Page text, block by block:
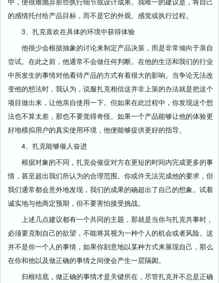
的感情托付给产品目标，而不是它的外观、感觉或执行过程。
3、扎克喜欢在具体的环境中获得体验
他很少会根据抽象的讨论来制定产品决策，而是非常倾向于亲自
尝试。在此之前，他通常不会做任何判断。在他的生活和我们的行业
中所发生的事情对他看待产品的方式有着很大的影响。当争论无法改
变他的想法时，我认为，说服扎克相信这并非上策的办法就是把这个
项目做出来，让他亲自使用一下。但如果在此过程中，你发现这个想
法也不算太差，那也不要觉得奇怪。如果一个产品能够让他的体验更
好地模拟用户的真实使用环境，他便能够提供更好的指导。
4、扎克能够催人奋进
根据对象的不同，扎克会催促对方在更短的时间内完成更多的事
情，甚至超出我们所认为的合理范围。你或许无法完成他的要求，但
我们通常都会意外地发现，我们的成果的确超出了自己的想象。试着
诚实地与他商定预期，但不要害怕接受挑战。
上述几点建议都有一个共同的主题，那就是当你与扎克共事时，
必须要克制自己的欲望，不能将其视为一种个人的机会或者风险。这
并不是你一个人的事情，如果你刻意地以某种方式来展现自己，那么
在你和他以及做正确的事情之间便会产生一层隔阂。
归根结底，做正确的事情才是关键所在，尽管扎克并不总是正确